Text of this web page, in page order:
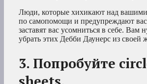
Люди, которые хихикают над
по самопомощи и предупреждают вас
заставят вас усомниться в себе. Вам
убрать этих Дебби Даунерс из своей
3. Попробуйте